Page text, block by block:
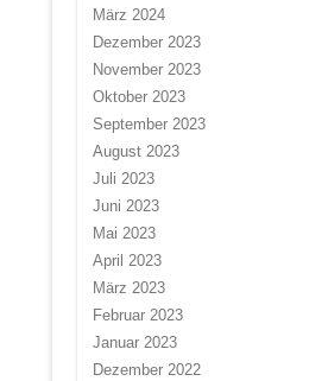
März 2024
Dezember 2023
November 2023
Oktober 2023
September 2023
August 2023
Juli 2023
Juni 2023
Mai 2023
April 2023
März 2023
Februar 2023
Januar 2023
Dezember 2022